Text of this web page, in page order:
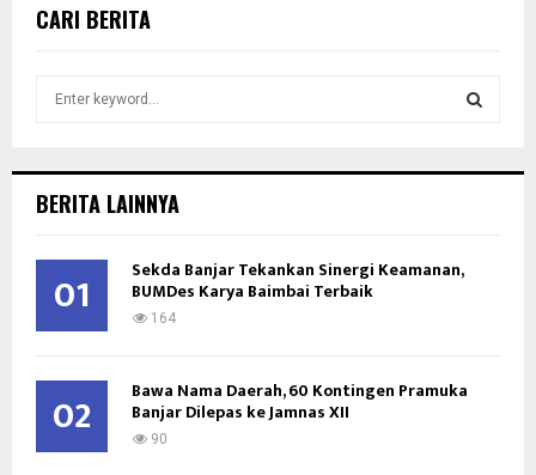
CARI BERITA
h
o
BERITA LAINNYA
01 Sekda Banjar Tekankan Sinergi Keamanan,
BUMDes Karya Baimbai Terbaik
164
02 Bawa Nama Daerah, 60 Kontingen Pramuka
Banjar Dilepas ke Jamnas XII
90